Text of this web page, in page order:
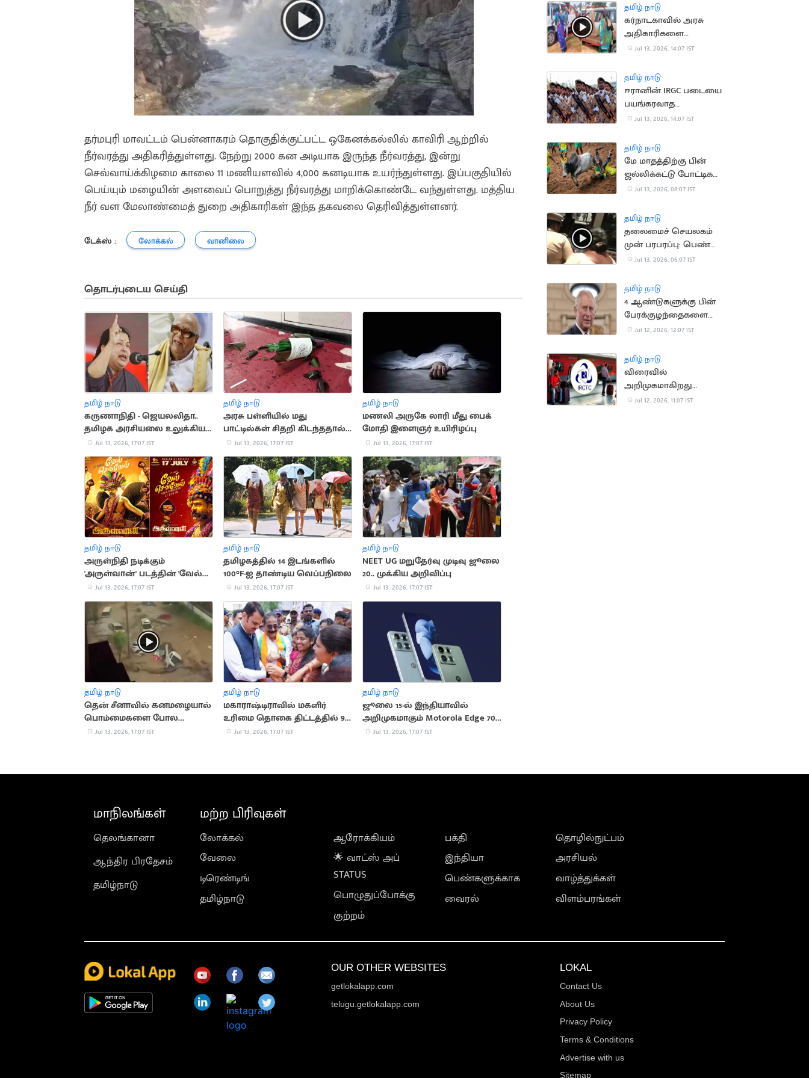
தர்மபுரி மாவட்டம் பென்னாகரம் தொகுதிக்குட்பட்ட ஒகேனக்கல்லில் காவிரி ஆற்றில்
நீர்வரத்து அதிகரித்துள்ளது. நேற்று 2000 கன அடியாக இருந்த நீர்வரத்து, இன்று
செவ்வாய்க்கிழமை காலை 11 மணியளவில் 4,000 கனடியாக உயர்ந்துள்ளது. இப்பகுதியில்
பெய்யும் மழையின் அளவைப் பொறுத்து நீர்வரத்து மாறிக்கொண்டே வந்துள்ளது. மத்திய
நீர் வள மேலாண்மைத் துறை அதிகாரிகள் இந்த தகவலை தெரிவித்துள்ளனர்.
டேக்ஸ் : லோக்கல் வானிலை
தொடர்புடைய செய்தி
தமிழ் நாடு
கருணாநிதி - ஜெயலலிதா..
தமிழக அரசியலை உலுக்கிய
மோதல்
Jul 13, 2026, 17:07 IST
தமிழ் நாடு
அரசு பள்ளியில் மது
பாட்டில்கள் சிதறி கிடந்ததால்
அதிர்ச்சி
Jul 13, 2026, 17:07 IST
தமிழ் நாடு
மணலி அருகே லாரி மீது பைக்
மோதி இளைஞர் உயிரிழப்பு
Jul 13, 2026, 17:07 IST
தமிழ் நாடு
அருள்நிதி நடிக்கும்
'அருள்வான்' படத்தின் 'வேல்
செவ்வேல்' பாடல்
வெளியானது
Jul 13, 2026, 17:07 IST
தமிழ் நாடு
தமிழகத்தில் 14 இடங்களில்
100°F-ஐ தாண்டிய வெப்பநிலை
Jul 13, 2026, 17:07 IST
தமிழ் நாடு
NEET UG மறுதேர்வு முடிவு ஜூலை
20.. முக்கிய அறிவிப்பு
Jul 13, 2026, 17:07 IST
தமிழ் நாடு
தென் சீனாவில் கனமழையால்
பொம்மைகளை போல
மிதக்கும் வாகனங்கள்
Jul 13, 2026, 17:07 IST
தமிழ் நாடு
மகாராஷ்டிராவில் மகளிர்
உரிமை தொகை திட்டத்தில் 92
லட்சம் பேர் நீக்கம்
Jul 13, 2026, 17:07 IST
தமிழ் நாடு
ஜூலை 15-ல் இந்தியாவில்
அறிமுகமாகும் Motorola Edge 70
MaxJul 13, 2026, 17:07 IST
தமிழ் நாடு
கர்நாடகாவில் அரசு
அதிகாரிகளை
துடைப்பத்தால்
Jul 13, 2026, 14:07 IST
தமிழ் நாடு
ஈரானின் IRGC படையை
பயங்கரவாத
அமைப்பாக அறிவித்தது
Jul 13, 2026, 14:07 IST
தமிழ் நாடு
மே மாதத்திற்கு பின்
ஜல்லிக்கட்டு போட்டிகள்
நடத்தக்கூடாது..
Jul 13, 2026, 08:07 IST
தமிழ் நாடு
தலைமைச் செயலகம்
முன் பரபரப்பு: பெண்
தற்கொலை முயற்சி!
Jul 13, 2026, 06:07 IST
தமிழ் நாடு
4 ஆண்டுகளுக்கு பின்
பேரக்குழந்தைகளை
சந்தித்த இங்கிலாந்து
Jul 12, 2026, 12:07 IST
தமிழ் நாடு
விரைவில்
அறிமுகமாகிறது
மேம்படுத்தப்பட்ட புதிய
Jul 12, 2026, 11:07 IST
மாநிலங்கள்
தெலங்கானா
ஆந்திர பிரதேசம்
தமிழ்நாடு
மற்ற பிரிவுகள்
லோக்கல்
வேலை
டிரெண்டிங்
தமிழ்நாடு
ஆரோக்கியம்
🌟 வாட்ஸ் அப்
STATUS
பொழுதுப்போக்கு
குற்றம்
பக்தி
இந்தியா
பெண்களுக்காக
வைரல்
தொழில்நுட்பம்
அரசியல்
வாழ்த்துக்கள்
விளம்பரங்கள்
OUR OTHER WEBSITES
getlokalapp.com
telugu.getlokalapp.com
LOKAL
Contact Us
About Us
Privacy Policy
Terms & Conditions
Advertise with us
Sitemap